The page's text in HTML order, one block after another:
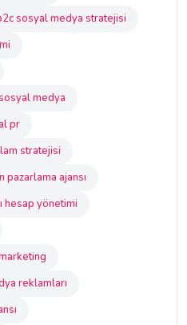
sosyal medya stratejisi
medya
pr
stratejisi
pazarlama ajansı
hesap yönetimi
reklamları